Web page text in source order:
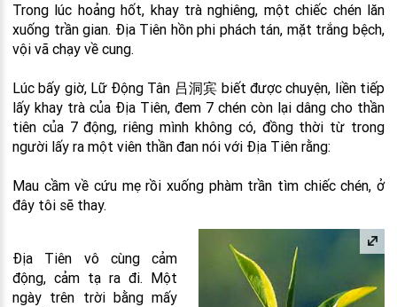
Trong lúc hoảng hốt, khay trà nghiêng, một chiếc chén lăn
xuống trần gian. Địa Tiên hồn phi phách tán, mặt trắng bệch,
vội vã chạy về cung.
Lúc bấy giờ, Lữ Động Tân 吕洞宾 biết được chuyện, liền tiếp
lấy khay trà của Địa Tiên, đem 7 chén còn lại dâng cho thần
tiên của 7 động, riêng mình không có, đồng thời từ trong
người lấy ra một viên thần đan nói với Địa Tiên rằng:
Mau cầm về cứu mẹ rồi xuống phàm trần tìm chiếc chén, ở
đây tôi sẽ thay.
Địa Tiên vô cùng cảm
động, cảm tạ ra đi. Một
ngày trên trời bằng mấy